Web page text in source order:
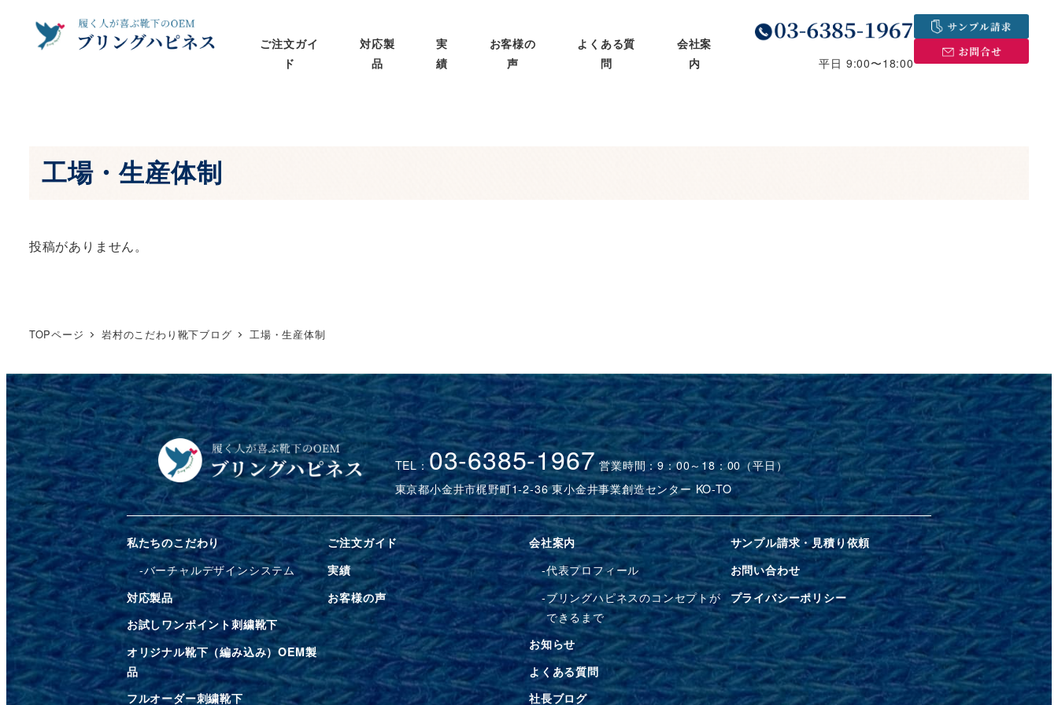
ご注文ガイ
ド
対応製
品
実
績
お客様の
声
よくある質
問
会社案
内
平日 9:00〜18:00
工場・生産体制
投稿がありません。
TOPページ 岩村のこだわり靴下ブログ 工場・生産体制
TEL：03-6385-1967 営業時間：9：00～18：00（平日）
東京都小金井市梶野町1-2-36 東小金井事業創造センター KO-TO
私たちのこだわり
バーチャルデザインシステム
対応製品
お試しワンポイント刺繍靴下
オリジナル靴下（編み込み）OEM製
品
フルオーダー刺繍靴下
ご注文ガイド
実績
お客様の声
会社案内
代表プロフィール
ブリングハピネスのコンセプトが
できるまで
お知らせ
よくある質問
社長ブログ
サンプル請求・見積り依頼
お問い合わせ
プライバシーポリシー